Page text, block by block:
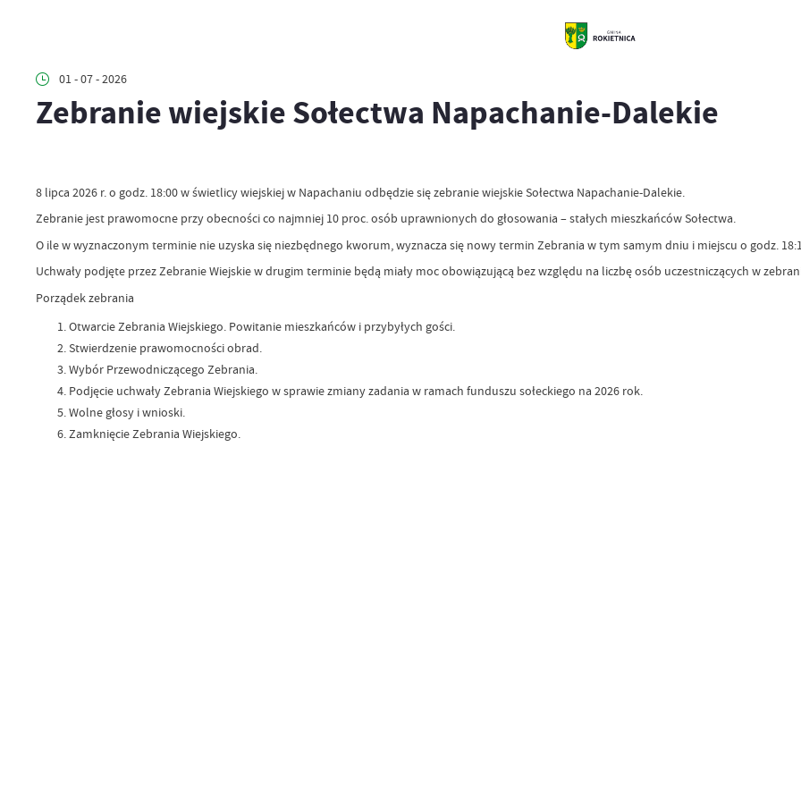
01 - 07 - 2026
Zebranie wiejskie Sołectwa Napachanie-Dalekie
8 lipca 2026 r. o godz. 18:00 w świetlicy wiejskiej w Napachaniu odbędzie się zebranie wiejskie Sołectwa Napachanie-Dalekie.
Zebranie jest prawomocne przy obecności co najmniej 10 proc. osób uprawnionych do głosowania – stałych mieszkańców Sołectwa.
O ile w wyznaczonym terminie nie uzyska się niezbędnego kworum, wyznacza się nowy termin Zebrania w tym samym dniu i miejscu o godz.
Uchwały podjęte przez Zebranie Wiejskie w drugim terminie będą miały moc obowiązującą bez względu na liczbę osób uczestniczących w
Porządek zebrania
Otwarcie Zebrania Wiejskiego. Powitanie mieszkańców i przybyłych gości.
Stwierdzenie prawomocności obrad.
Wybór Przewodniczącego Zebrania.
Podjęcie uchwały Zebrania Wiejskiego w sprawie zmiany zadania w ramach funduszu sołeckiego na 2026 rok.
Wolne głosy i wnioski.
Zamknięcie Zebrania Wiejskiego.